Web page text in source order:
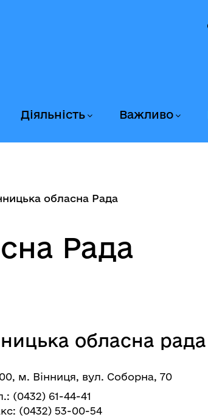
Діяльність Важливо
обласна Рада
Рада
обласна рада
м. Вінниця, вул. Соборна, 70
(0432) 61-44-41
(0432) 53-00-54